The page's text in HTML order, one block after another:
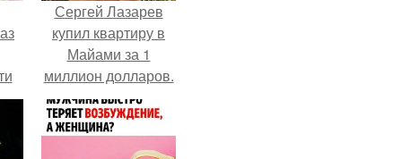
-
Сергей Лазарев
купил квартиру в
Майами за 1
миллион долларов.